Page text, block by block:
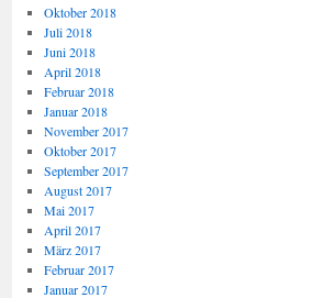
Oktober 2018
Juli 2018
Juni 2018
April 2018
Februar 2018
Januar 2018
November 2017
Oktober 2017
September 2017
August 2017
Mai 2017
April 2017
März 2017
Februar 2017
Januar 2017